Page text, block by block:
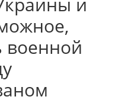
военной